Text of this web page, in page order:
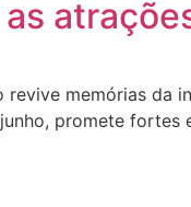
revive memórias
promete